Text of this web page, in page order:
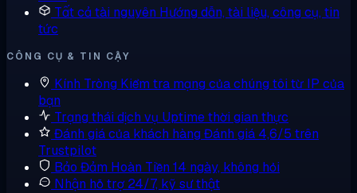
Tất cả tài nguyên Hướng dẫn, tài liệu, công cụ, tin
tức
CÔNG CỤ & TIN CẬY
Kính Tròng Kiểm tra mạng của chúng tôi từ IP của
bạn
Trạng thái dịch vụ Uptime thời gian thực
Đánh giá của khách hàng Đánh giá 4,6/5 trên
Trustpilot
Bảo Đảm Hoàn Tiền 14 ngày, không hỏi
Nhận hỗ trợ 24/7, kỹ sư thật